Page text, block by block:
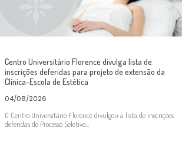
Centro Universitário Florence divulga lista de
inscrições deferidas para projeto de extensão da
Clínica-Escola de Estética
04/08/2026
O Centro Universitário Florence divulgou a lista de inscrições
deferidas do Processo Seletivo...